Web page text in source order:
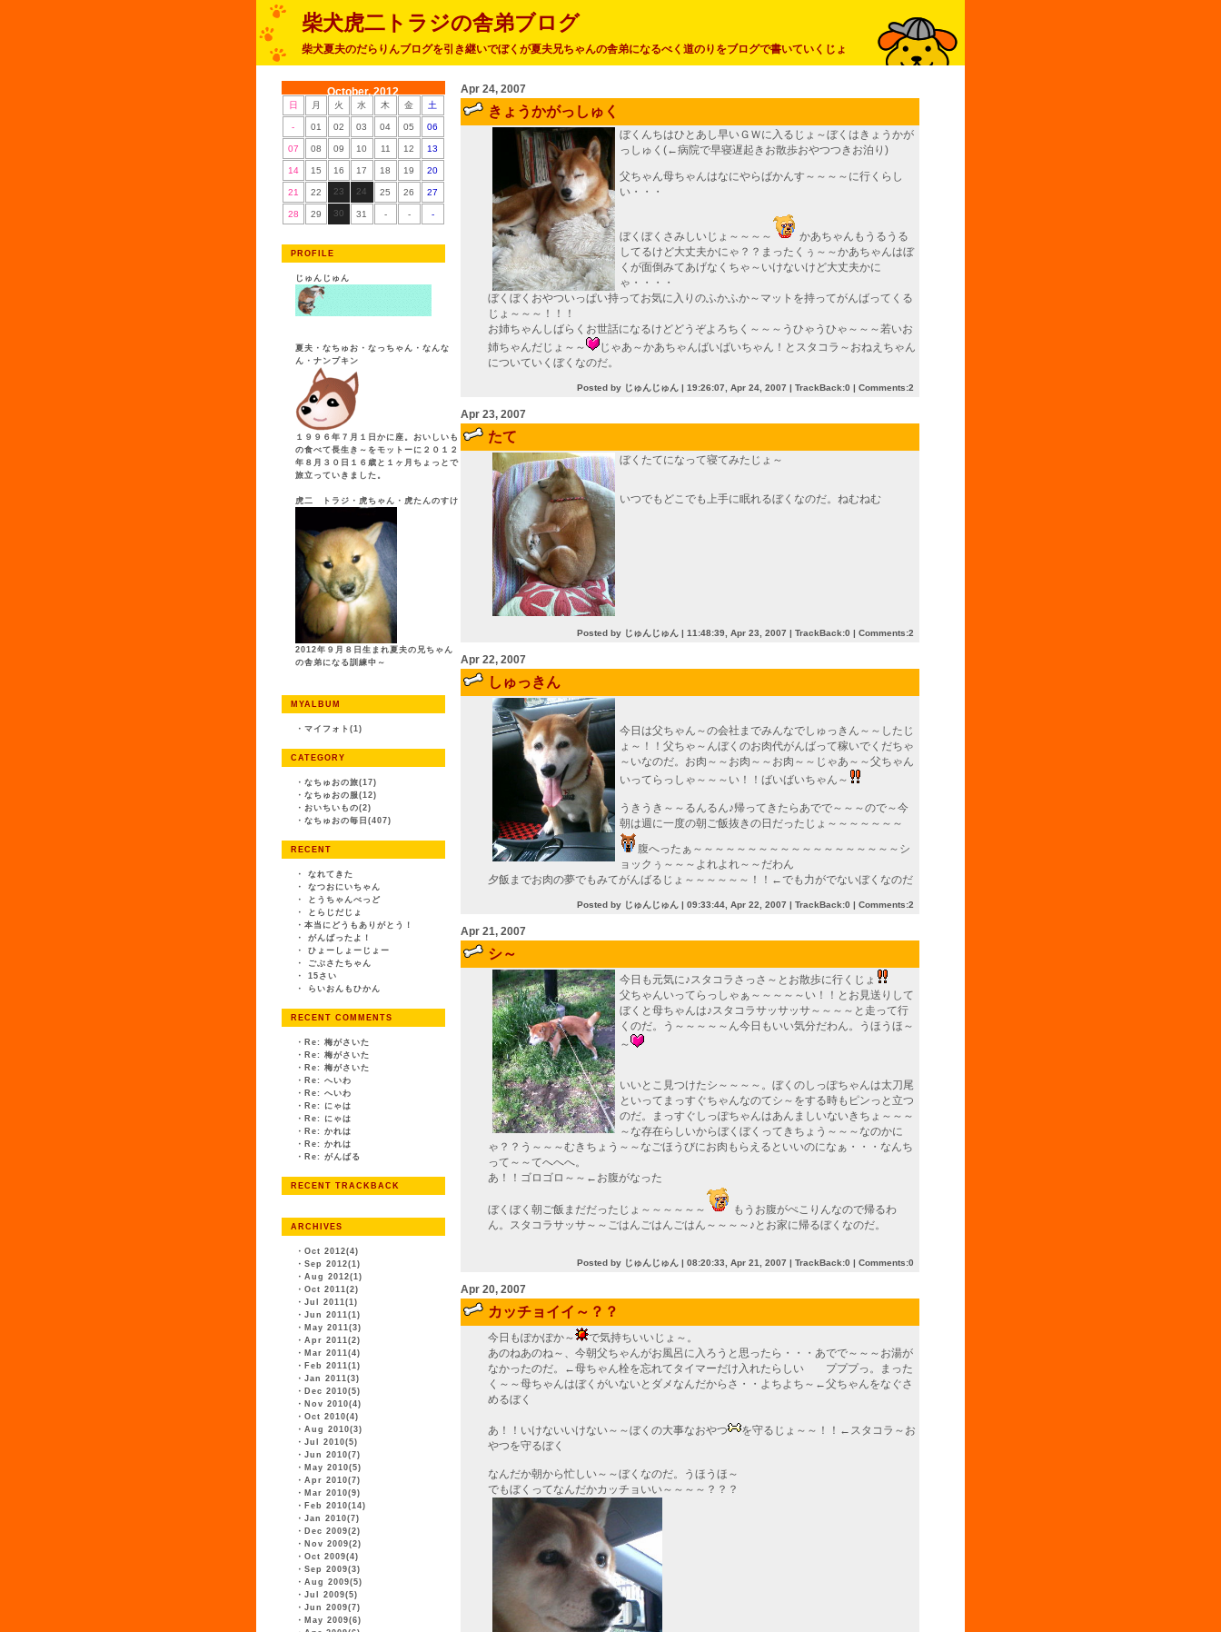
柴犬虎二トラジの舎弟ブログ
柴犬夏夫のだらりんブログを引き継いでぼくが夏夫兄ちゃんの舎弟になるべく道のりをブログで書いていくじょ
October, 2012
日 月 火 水 木 金 土
- 01 02 03 04 05 06
07 08 09 10 11 12 13
14 15 16 17 18 19 20
21 22 23 24 25 26 27
28 29 30 31 - - -
PROFILE
じゅんじゅん
夏夫・なちゅお・なっちゃん・なんな
ん・ナンプキン
１９９６年７月１日かに座。おいしいも
の食べて長生き～をモットーに２０１２
年８月３０日１６歳と１ヶ月ちょっとで
旅立っていきました。
虎二 トラジ・虎ちゃん・虎たんのすけ
2012年９月８日生まれ夏夫の兄ちゃん
の舎弟になる訓練中～
MYALBUM
・ マイフォト(1)
CATEGORY
・ なちゅおの旅(17)
・ なちゅおの服(12)
・ おいちいもの(2)
・ なちゅおの毎日(407)
RECENT
・
なれてきた
・
なつおにいちゃん
・
とうちゃんべっど
・
とらじだじょ
・ 本当にどうもありがとう！
・
がんばったよ！
・
ひょーしょーじょー
・
ごぶさたちゃん
・
15さい
・
らいおんもひかん
RECENT COMMENTS
・ Re: 梅がさいた
・ Re: 梅がさいた
・ Re: 梅がさいた
・ Re: へいわ
・ Re: へいわ
・ Re: にゃは
・ Re: にゃは
・ Re: かれは
・ Re: かれは
・ Re: がんばる
RECENT TRACKBACK
ARCHIVES
・ Oct 2012(4)
・ Sep 2012(1)
・ Aug 2012(1)
・ Oct 2011(2)
・ Jul 2011(1)
・ Jun 2011(1)
・ May 2011(3)
・ Apr 2011(2)
・ Mar 2011(4)
・ Feb 2011(1)
・ Jan 2011(3)
・ Dec 2010(5)
・ Nov 2010(4)
・ Oct 2010(4)
・ Aug 2010(3)
・ Jul 2010(5)
・ Jun 2010(7)
・ May 2010(5)
・ Apr 2010(7)
・ Mar 2010(9)
・ Feb 2010(14)
・ Jan 2010(7)
・ Dec 2009(2)
・ Nov 2009(2)
・ Oct 2009(4)
・ Sep 2009(3)
・ Aug 2009(5)
・ Jul 2009(5)
・ Jun 2009(7)
・ May 2009(6)
Apr 24, 2007
きょうかがっしゅく
ぼくんちはひとあし早いＧＷに入るじょ～ぼくはきょうかが
っしゅく(←病院で早寝遅起きお散歩おやつつきお泊り)
父ちゃん母ちゃんはなにやらばかんす～～～～に行くらし
い・・・
ぼくぼくさみしいじょ～～～～
かあちゃんもうるうる
してるけど大丈夫かにゃ？？まったくぅ～～かあちゃんはぼ
くが面倒みてあげなくちゃ～いけないけど大丈夫かに
ゃ・・・・
ぼくぼくおやついっぱい持ってお気に入りのふかふか～マットを持ってがんばってくる
じょ～～～！！！
お姉ちゃんしばらくお世話になるけどどうぞよろちく～～～うひゃうひゃ～～～若いお
姉ちゃんだじょ～～
じゃあ～かあちゃんばいばいちゃん！とスタコラ～おねえちゃん
についていくぼくなのだ。
Posted by じゅんじゅん | 19:26:07, Apr 24, 2007 | TrackBack:0 | Comments:2
Apr 23, 2007
たて
ぼくたてになって寝てみたじょ～
いつでもどこでも上手に眠れるぼくなのだ。ねむねむ
Posted by じゅんじゅん | 11:48:39, Apr 23, 2007 | TrackBack:0 | Comments:2
Apr 22, 2007
しゅっきん
今日は父ちゃん～の会社までみんなでしゅっきん～～したじ
ょ～！！父ちゃ～んぼくのお肉代がんばって稼いでくだちゃ
～いなのだ。お肉～～お肉～～お肉～～じゃあ～～父ちゃん
いってらっしゃ～～～い！！ばいばいちゃん～
うきうき～～るんるん♪帰ってきたらあでで～～～ので～今
朝は週に一度の朝ご飯抜きの日だったじょ～～～～～～～
腹へったぁ～～～～～～～～～～～～～～～～～～～シ
ョックぅ～～～よれよれ～～だわん
夕飯までお肉の夢でもみてがんばるじょ～～～～～～！！←でも力がでないぼくなのだ
Posted by じゅんじゅん | 09:33:44, Apr 22, 2007 | TrackBack:0 | Comments:2
Apr 21, 2007
シ～
今日も元気に♪スタコラさっさ～とお散歩に行くじょ
父ちゃんいってらっしゃぁ～～～～～い！！とお見送りして
ぼくと母ちゃんは♪スタコラサッサッサ～～～～と走って行
くのだ。う～～～～～ん今日もいい気分だわん。うほうほ～
～
いいとこ見つけたシ～～～～。ぼくのしっぽちゃんは太刀尾
といってまっすぐちゃんなのてシ～をする時もピンっと立つ
のだ。まっすぐしっぽちゃんはあんましいないきちょ～～～
～な存在らしいからぼくぼくってきちょう～～～なのかに
ゃ？？う～～～むきちょう～～なごほうびにお肉もらえるといいのになぁ・・・なんち
って～～てへへへ。
あ！！ゴロゴロ～～←お腹がなった
ぼくぼく朝ご飯まだだったじょ～～～～～～
もうお腹がぺこりんなので帰るわ
ん。スタコラサッサ～～ごはんごはんごはん～～～～♪とお家に帰るぼくなのだ。
Posted by じゅんじゅん | 08:20:33, Apr 21, 2007 | TrackBack:0 | Comments:0
Apr 20, 2007
カッチョイイ～？？
今日もぽかぽか～
で気持ちいいじょ～。
あのねあのね～、今朝父ちゃんがお風呂に入ろうと思ったら・・・あでで～～～お湯が
なかったのだ。←母ちゃん栓を忘れてタイマーだけ入れたらしい プププっ。まった
く～～母ちゃんはぼくがいないとダメなんだからさ・・よちよち～←父ちゃんをなぐさ
めるぼく
あ！！いけないいけない～～ぼくの大事なおやつ
を守るじょ～～！！←スタコラ～お
やつを守るぼく
なんだか朝から忙しい～～ぼくなのだ。うほうほ～
でもぼくってなんだかカッチョいい～～～～？？？